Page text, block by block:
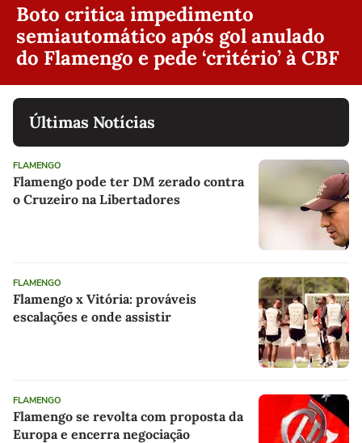
Boto critica impedimento
semiautomático após gol anulado
do Flamengo e pede ‘critério’ à CBF
Últimas Notícias
FLAMENGO
Flamengo pode ter DM zerado contra
o Cruzeiro na Libertadores
FLAMENGO
Flamengo x Vitória: prováveis
escalações e onde assistir
FLAMENGO
Flamengo se revolta com proposta da
Europa e encerra negociação